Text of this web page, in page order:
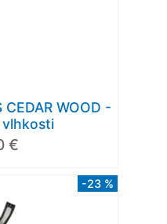
CEDAR WOOD -
€
-23 %